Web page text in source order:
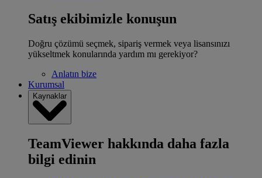
Satış ekibimizle konuşun
Doğru çözümü seçmek, sipariş vermek veya lisansınızı
yükseltmek konularında yardım mı gerekiyor?
Anlatın bize
Kurumsal
Kaynaklar
TeamViewer hakkında daha fazla
bilgi edinin